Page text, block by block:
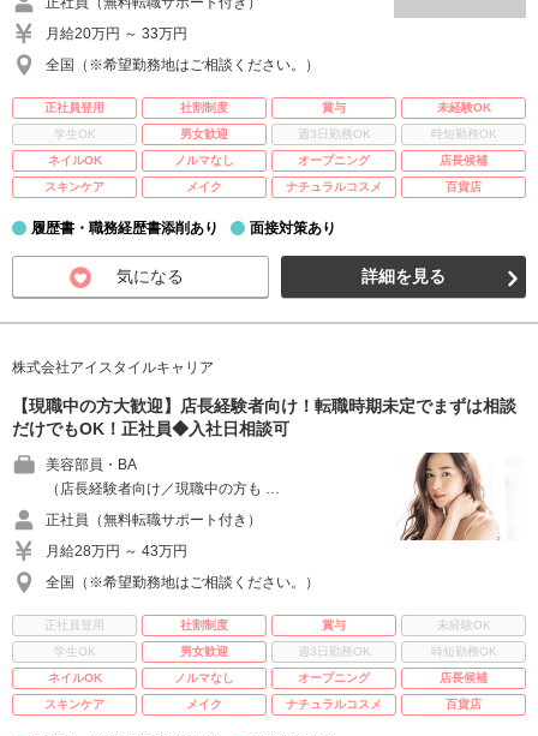
月給20万円 ～ 33万円
全国（※希望勤務地はご相談ください。）
正社員登用 社割制度 賞与
未経験OK
学生OK
男女歓迎 週3日勤務OK
時短勤務OK
ネイルOK
ノルマなし オープニング
店長候補
スキンケア
メイク ナチュラルコスメ 百貨店
履歴書・職務経歴書添削あり 面接対策あり
気になる 詳細を見る
株式会社アイスタイルキャリア
【現職中の方大歓迎】店長経験者向け！転職時期未定でまずは相談
だけでもOK！正社員◆入社日相談可
美容部員・BA
（店長経験者向け／現職中の方も …
正社員（無料転職サポート付き）
月給28万円 ～ 43万円
全国（※希望勤務地はご相談ください。）
正社員登用 社割制度 賞与
未経験OK
学生OK
男女歓迎 週3日勤務OK
時短勤務OK
ネイルOK
ノルマなし オープニング
店長候補
スキンケア
メイク ナチュラルコスメ 百貨店